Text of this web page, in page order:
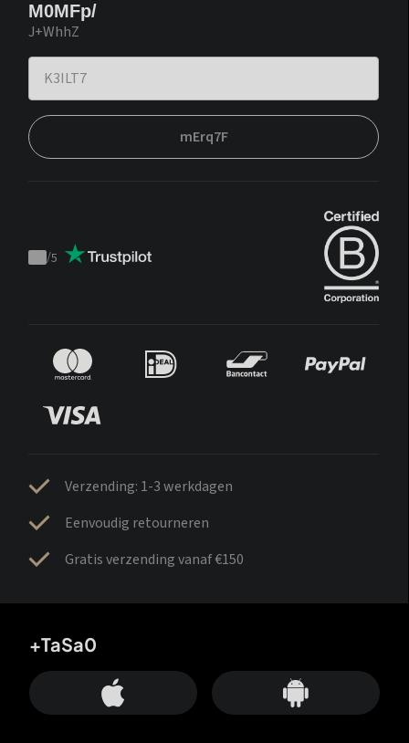
M0MFp/
J+WhhZ
mErq7F
Trustpilot
/5
Verzending: 1-3 werkdagen
Eenvoudig retourneren
Gratis verzending vanaf €150
+TaSa0